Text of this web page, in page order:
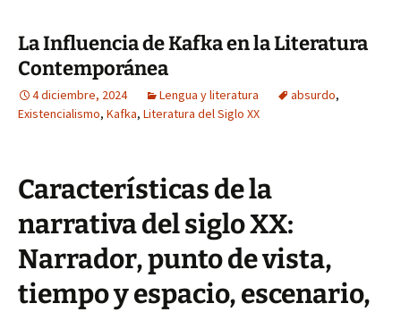
La Influencia de Kafka en la Literatura
Contemporánea
4 diciembre, 2024 Lengua y literatura absurdo,
Existencialismo, Kafka, Literatura del Siglo XX
Características de la
narrativa del siglo XX:
Narrador, punto de vista,
tiempo y espacio, escenario,